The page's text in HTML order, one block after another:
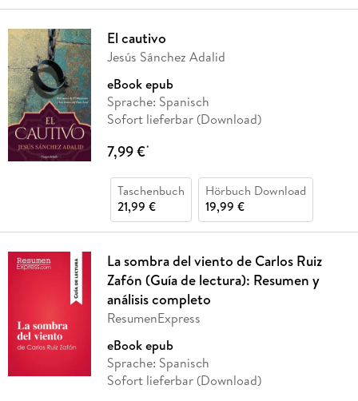
El cautivo
Jesús Sánchez Adalid
eBook epub
Sprache: Spanisch
Sofort lieferbar (Download)
7,99 €*
Taschenbuch
21,99 €
Hörbuch Download
19,99 €
La sombra del viento de Carlos Ruiz
Zafón (Guía de lectura): Resumen y
análisis completo
ResumenExpress
eBook epub
Sprache: Spanisch
Sofort lieferbar (Download)